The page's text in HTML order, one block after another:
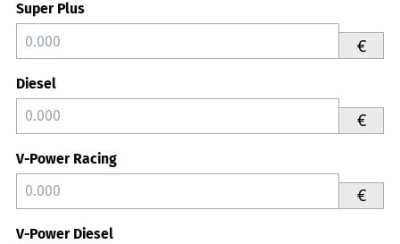
Super Plus
€
Diesel
€
V-Power Racing
€
V-Power Diesel